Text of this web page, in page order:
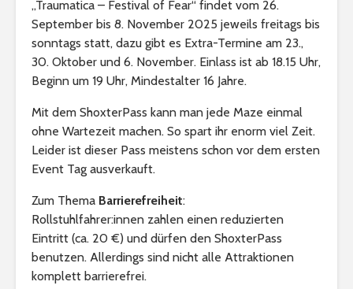
„Traumatica – Festival of Fear“ findet vom 26.
September bis 8. November 2025 jeweils freitags bis
sonntags statt, dazu gibt es Extra-Termine am 23.,
30. Oktober und 6. November. Einlass ist ab 18.15 Uhr,
Beginn um 19 Uhr, Mindestalter 16 Jahre.
Mit dem ShoxterPass kann man jede Maze einmal
ohne Wartezeit machen. So spart ihr enorm viel Zeit.
Leider ist dieser Pass meistens schon vor dem ersten
Event Tag ausverkauft.
Zum Thema Barrierefreiheit:
Rollstuhlfahrer:innen zahlen einen reduzierten
Eintritt (ca. 20 €) und dürfen den ShoxterPass
benutzen. Allerdings sind nicht alle Attraktionen
komplett barrierefrei.